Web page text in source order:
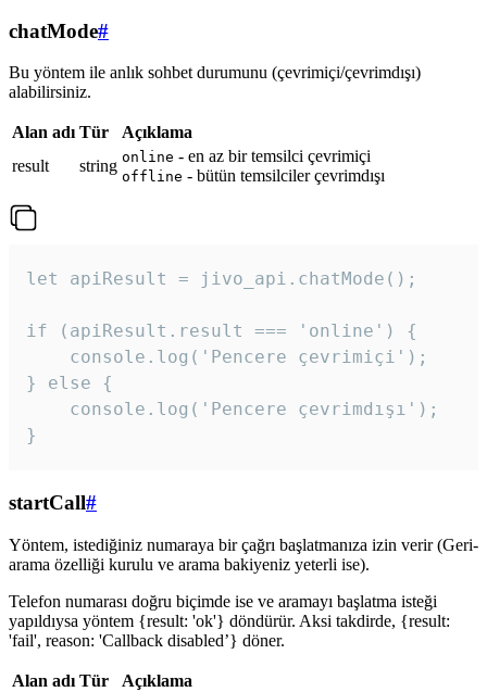
chatMode#
Bu yöntem ile anlık sohbet durumunu (çevrimiçi/çevrimdışı)
alabilirsiniz.
Alan adı Tür
Açıklama
result
string online - en az bir temsilci çevrimiçi
offline - bütün temsilciler çevrimdışı
let apiResult = jivo_api.chatMode();
if (apiResult.result === 'online') {
    console.log('Pencere çevrimiçi');
} else {
    console.log('Pencere çevrimdışı');
}
startCall#
Yöntem, istediğiniz numaraya bir çağrı başlatmanıza izin verir (Geri-
arama özelliği kurulu ve arama bakiyeniz yeterli ise).
Telefon numarası doğru biçimde ise ve aramayı başlatma isteği
yapıldıysa yöntem {result: 'ok'} döndürür. Aksi takdirde, {result:
'fail', reason: 'Callback disabled’} döner.
Alan adı Tür
Açıklama